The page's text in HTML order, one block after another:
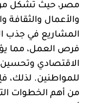
مصر، حيث تشكل مركزاً
والأعمال والثقافة
المشاريع في جذب
فرص العمل، مما يؤدي
الاقتصادي وتحسين
للمواطنين. لذلك، فإن
من أهم الخطوات التي